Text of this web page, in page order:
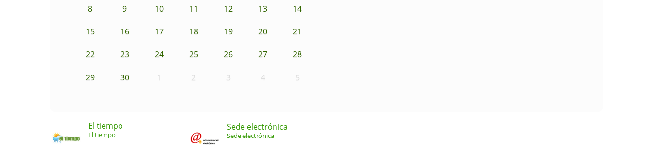
8 9 10 11 12 13 14
15 16 17 18 19 20 21
22 23 24 25 26 27 28
29 30 1 2 3 4 5
El tiempo
El tiempo
Sede electrónica
Sede electrónica